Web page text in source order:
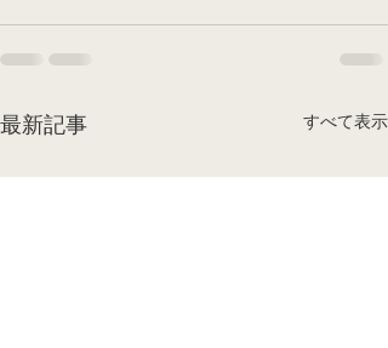
最新記事 すべて表示